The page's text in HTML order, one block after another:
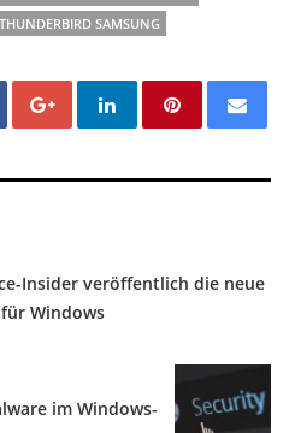
SAMSUNG
Insider veröffentlich die neue
Windows
im Windows-